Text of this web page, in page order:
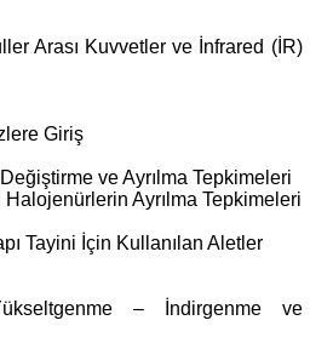
Arası Kuvvetler ve İnfrared (İR)
Giriş
ve Ayrılma Tepkimeleri
Ayrılma Tepkimeleri
Tayini İçin Kullanılan Aletler
– İndirgenme ve